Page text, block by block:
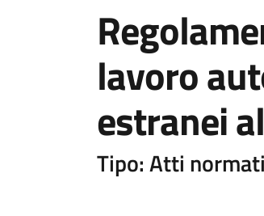
lavoro
estranei
Tipo: Atti